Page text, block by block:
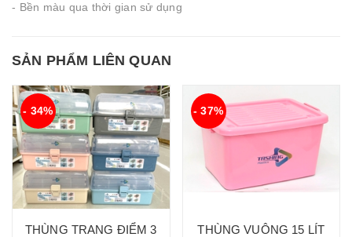
- Bền màu qua thời gian sử dụng
SẢN PHẨM LIÊN QUAN
- 34%
THÙNG TRANG ĐIỂM 3
- 37%
THÙNG VUÔNG 15 LÍT